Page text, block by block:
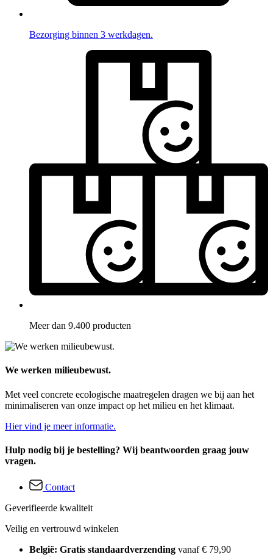
Bezorging binnen 3 werkdagen.
Meer dan 9.400 producten
We werken milieubewust.
Met veel concrete ecologische maatregelen dragen we bij aan het
minimaliseren van onze impact op het milieu en het klimaat.
Hier vind je meer informatie.
Hulp nodig bij je bestelling? Wij beantwoorden graag jouw
vragen.
Contact
Geverifieerde kwaliteit
Veilig en vertrouwd winkelen
België: Gratis standaardverzending vanaf € 79,90